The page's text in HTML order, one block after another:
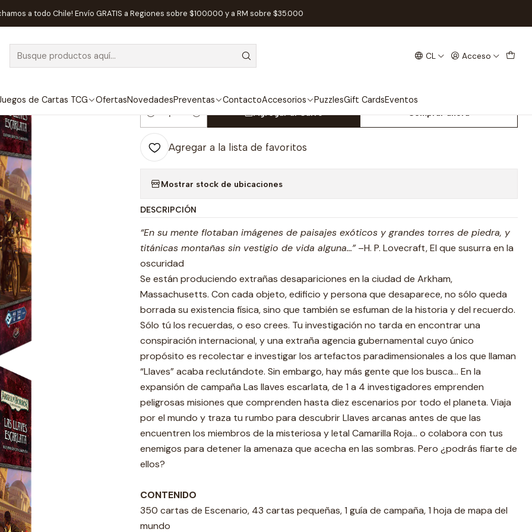
CL Acceso
de Cartas TCG OfertasNovedadesPreventas ContactoAccesorios PuzzlesGift CardsEventos
a todo Chile! Envío GRATIS a Regiones sobre $100.000 y a RM sobre $35.000
Fantasy Flight Arkham Horror LCG Las Llaves Escarlata exp. de Campaña - Español
Arkham Horror LCG Las Llaves Escarlata
Cantidad
Agregar al Carro Comprar ahora
Agregar a la lista de favoritos
Mostrar stock de ubicaciones
DESCRIPCIÓN
“En su mente flotaban imágenes de paisajes exóticos y grandes torres de piedra, y
titánicas montañas sin vestigio de vida alguna...”–H. P. Lovecraft, El que susurra en la
oscuridad
Se están produciendo extrañas desapariciones en la ciudad de Arkham,
Massachusetts. Con cada objeto, edificio y persona que desaparece, no sólo queda
borrada su existencia física, sino que también se esfuman de la historia y del recuerdo.
Sólo tú los recuerdas, o eso crees. Tu investigación no tarda en encontrar una
conspiración internacional, y una extraña agencia gubernamental cuyo único
propósito es recolectar e investigar los artefactos paradimensionales a los que llaman
“Llaves” acaba reclutándote. Sin embargo, hay más gente que los busca... En la
expansión de campaña Las llaves escarlata, de 1 a 4 investigadores emprenden
peligrosas misiones que comprenden hasta diez escenarios por todo el planeta. Viaja
por el mundo y traza tu rumbo para descubrir Llaves arcanas antes de que las
encuentren los miembros de la misteriosa y letal Camarilla Roja... o colabora con tus
enemigos para detener la amenaza que acecha en las sombras. Pero ¿podrás fiarte de
ellos?
CONTENIDO
350 cartas de Escenario, 43 cartas pequeñas, 1 guía de campaña, 1 hoja de mapa del
mundo